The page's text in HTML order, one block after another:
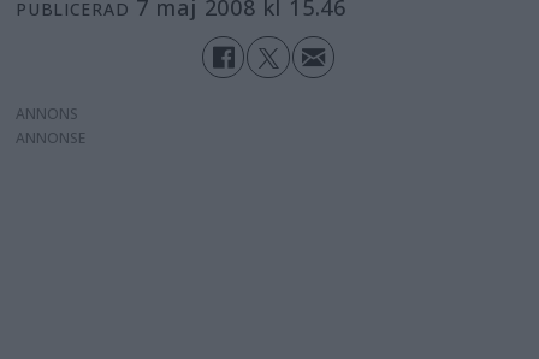
PUBLICERAD 7 maj 2008 kl 15.46
ANNONS